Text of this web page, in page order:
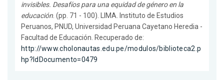
invisibles. Desafíos para una equidad de género en la
educación. (pp. 71 - 100). LIMA. Instituto de Estudios
Peruanos, PNUD, Universidad Peruana Cayetano Heredia -
Facultad de Educación. Recuperado de:
http://www.cholonautas.edu.pe/modulos/biblioteca2.p
hp?IdDocumento=0479